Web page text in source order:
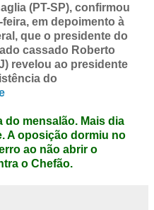
(PT-SP), confirmou
em depoimento à
que o presidente do
cassado Roberto
) revelou ao presidente
do
do mensalão. Mais dia
A oposição dormiu no
ao não abrir o
o Chefão.